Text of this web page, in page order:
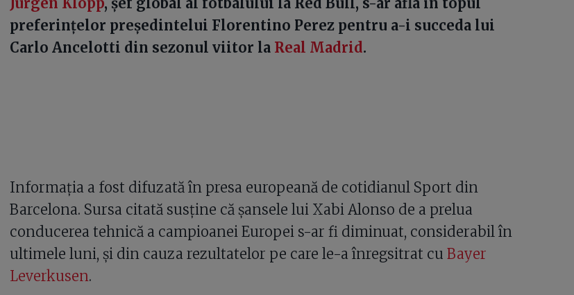
preferințelor președintelui Florentino Perez pentru a-i succeda lui
Carlo Ancelotti din sezonul viitor la Real Madrid.
Informația a fost difuzată în presa europeană de cotidianul Sport din
Barcelona. Sursa citată susține că șansele lui Xabi Alonso de a prelua
conducerea tehnică a campioanei Europei s-ar fi diminuat, considerabil în
ultimele luni, și din cauza rezultatelor pe care le-a înregsitrat cu Bayer
Leverkusen.